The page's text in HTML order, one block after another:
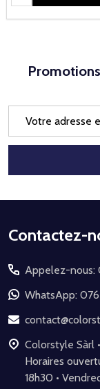
mail
Début
pied
de
page
Contactez-
Appelez-nous:
WhatsApp:
Colorstyle Sàrl • route des Rottes 8 • 1964 Conthey •
Horaires ouverture du
18h30 •